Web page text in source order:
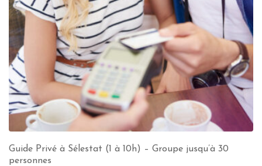
Guide Privé à Sélestat (1 à 10h) – Groupe jusqu’à 30
personnes